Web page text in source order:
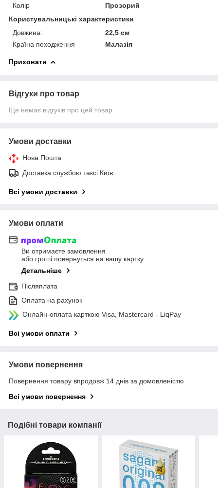
Колір
Прозорий
Користувальницькі характеристики
Довжина:
22,5 см
Країна походження
Малазія
Приховати
Відгуки про товар
Ще немає відгуків про цей товар
Умови доставки
Нова Пошта
Доставка службою таксі Київ
Всі умови доставки
Умови оплати
Ви отримаєте замовлення
або гроші повернуться на вашу картку
Детальніше
Післяплата
Оплата на рахунок
Онлайн-оплата карткою Visa, Mastercard - LiqPay
Всі умови оплати
Умови повернення
Повернення товару впродовж 14 днів за домовленістю
Всі умови повернення
Подібні товари компанії